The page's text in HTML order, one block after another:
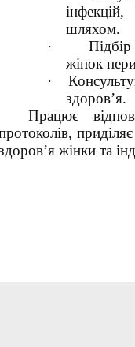
шляхом.
·
Підбір
жінок
·
здоров’я.
Працює
здоров’я жінки та